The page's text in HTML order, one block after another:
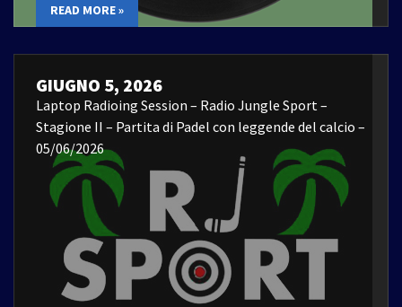
READ MORE »
GIUGNO 5, 2026
Laptop Radioing Session – Radio Jungle Sport –
Stagione II – Partita di Padel con leggende del calcio –
05/06/2026